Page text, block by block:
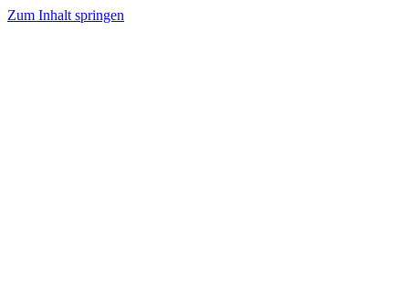
Zum Inhalt springen